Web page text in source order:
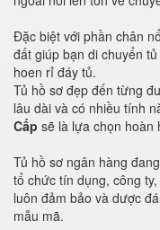
Đặc biệt với phần chân
đất giúp bạn di chuyển
hoen rỉ đáy tủ.
Tủ hồ sơ đẹp đến từng
lâu dài và có nhiều tính
Cấp sẽ là lựa chọn hoàn
Tủ hồ sơ ngân hàng
tổ chức tín dụng, công
luôn đảm bảo và dược
mẫu mã.